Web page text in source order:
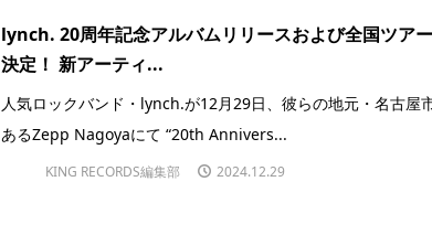
lynch. 20周年記念アルバムリリースおよび全国ツア
決定！ 新アーティ...
人気ロックバンド・lynch.が12月29日、彼らの地元・名古屋
あるZepp Nagoyaにて “20th Annivers...
KING RECORDS編集部 2024.12.29